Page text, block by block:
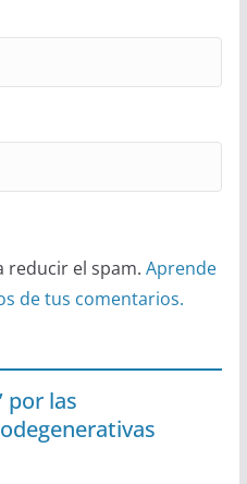
reducir el spam. Aprende
de tus comentarios.
por las